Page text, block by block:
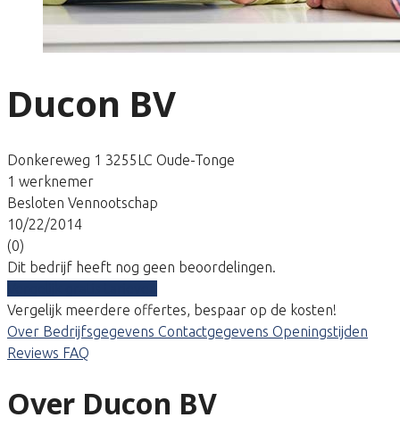
Ducon BV
Donkereweg 1 3255LC Oude-Tonge
1 werknemer
Besloten Vennootschap
10/22/2014
(0)
Dit bedrijf heeft nog geen beoordelingen.
Vergelijk meerdere offertes, bespaar op de kosten!
Over Bedrijfsgegevens Contactgegevens Openingstijden
Reviews FAQ
Over Ducon BV